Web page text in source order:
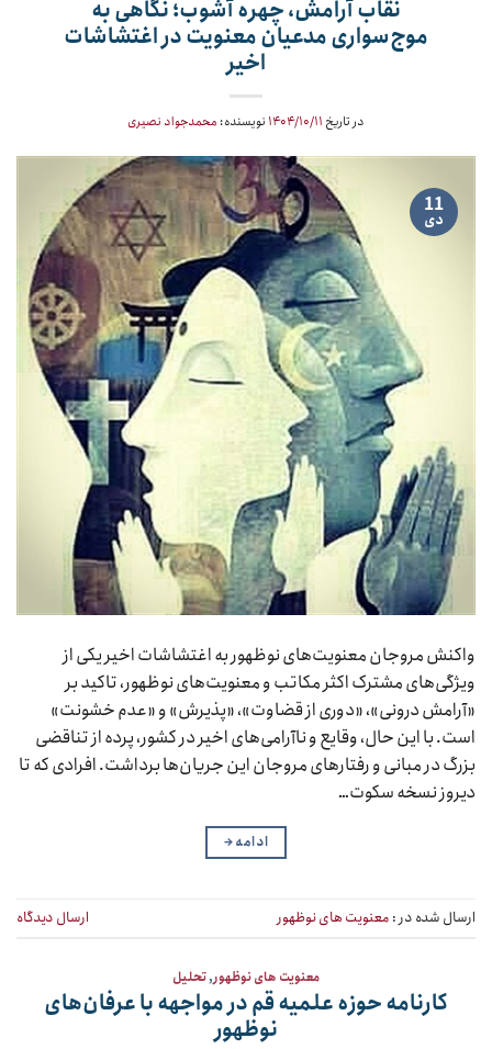
نقاب آرامش، چهره آشوب؛ نگاهی به
موج‌سواری مدعیان معنویت در اغتشاشات
اخیر
در تاریخ ۱۴۰۴/۱۰/۱۱ نویسنده: محمدجواد نصیری
11
دی
واکنش مروجان معنویت‌های نوظهور به اغتشاشات اخیر یکی از
ویژگی‌های مشترک اکثر مکاتب و معنویت‌های نوظهور، تاکید بر
«آرامش درونی»، «دوری از قضاوت»، «پذیرش» و «عدم خشونت»
است. با این حال، وقایع و ناآرامی‌های اخیر در کشور، پرده از تناقضی
بزرگ در مبانی و رفتارهای مروجان این جریان‌ها برداشت. افرادی که تا
دیروز نسخه سکوت…
ادامه→
ارسال شده در : معنویت های نوظهور ارسال دیدگاه
معنویت های نوظهور,تحلیل
کارنامه حوزه علمیه قم در مواجهه با عرفان‌های
نوظهور